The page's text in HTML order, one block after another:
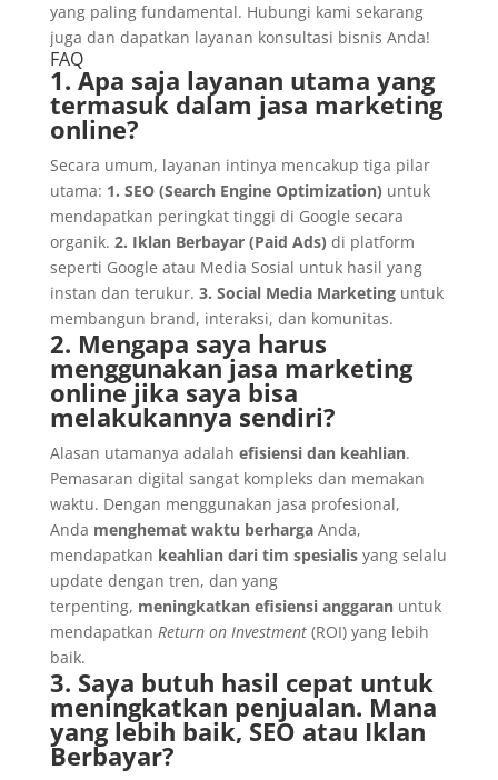
yang paling fundamental. Hubungi kami sekarang
juga dan dapatkan layanan konsultasi bisnis Anda!
FAQ
1. Apa saja layanan utama yang
termasuk dalam jasa marketing
online?
Secara umum, layanan intinya mencakup tiga pilar
utama: 1. SEO (Search Engine Optimization) untuk
mendapatkan peringkat tinggi di Google secara
organik. 2. Iklan Berbayar (Paid Ads) di platform
seperti Google atau Media Sosial untuk hasil yang
instan dan terukur. 3. Social Media Marketinguntuk
membangun brand, interaksi, dan komunitas.
2. Mengapa saya harus
menggunakan jasa marketing
online jika saya bisa
melakukannya sendiri?
Alasan utamanya adalah efisiensi dan keahlian.
Pemasaran digital sangat kompleks dan memakan
waktu. Dengan menggunakan jasa profesional,
Anda menghemat waktu berhargaAnda,
mendapatkan keahlian dari tim spesialisyang selalu
update dengan tren, dan yang
terpenting, meningkatkan efisiensi anggaranuntuk
mendapatkan Return on Investment(ROI) yang lebih
baik.
3. Saya butuh hasil cepat untuk
meningkatkan penjualan. Mana
yang lebih baik, SEO atau Iklan
Berbayar?